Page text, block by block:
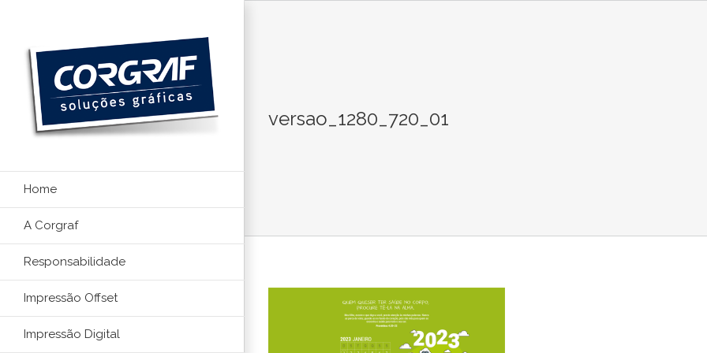
conteúdo
Home
A Corgraf
Responsabilidade
Impressão Offset
Impressão Digital
versao_1280_720_01